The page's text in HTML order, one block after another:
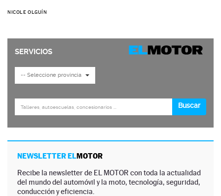
NICOLE OLGUÍN
NEWSLETTER ELMOTOR
Recibe la newsletter de EL MOTOR con toda la actualidad
del mundo del automóvil y la moto, tecnología, seguridad,
conducción y eficiencia.